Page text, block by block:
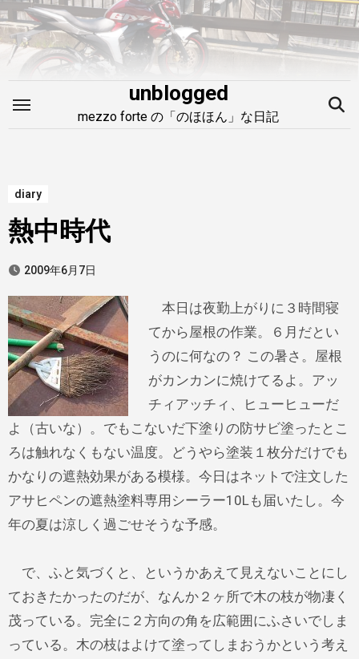
内
容
を
unblogged
mezzo forte の「のほほん」な日記
diary
熱中時代
2009年6月7日
本日は夜勤上がりに３時間寝
てから屋根の作業。６月だとい
うのに何なの？ この暑さ。屋根
がカンカンに焼けてるよ。アッ
チィアッチィ、ヒューヒューだ
よ（古いな）。でもこないだ下塗りの防サビ塗ったとこ
ろは触れなくもない温度。どうやら塗装１枚分だけでも
かなりの遮熱効果がある模様。今日はネットで注文した
アサヒペンの遮熱塗料専用シーラー10Lも届いたし。今
年の夏は涼しく過ごせそうな予感。
で、ふと気づくと、というかあえて見えないことにし
ておきたかったのだが、なんか２ヶ所で木の枝が物凄く
茂っている。完全に２方向の角を広範囲にふさいでしま
っている。木の枝はよけて塗ってしまおうかという考え